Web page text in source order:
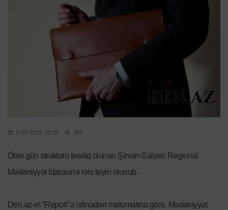
5-07-2023, 12:00 397
Ötən gün strukturu təsdiq olunan Şirvan-Salyan Regional
Mədəniyyət İdarəsinə rəis təyin olunub.
Den.az-ın “Report"a istinadən məlumatına görə, Mədəniyyət